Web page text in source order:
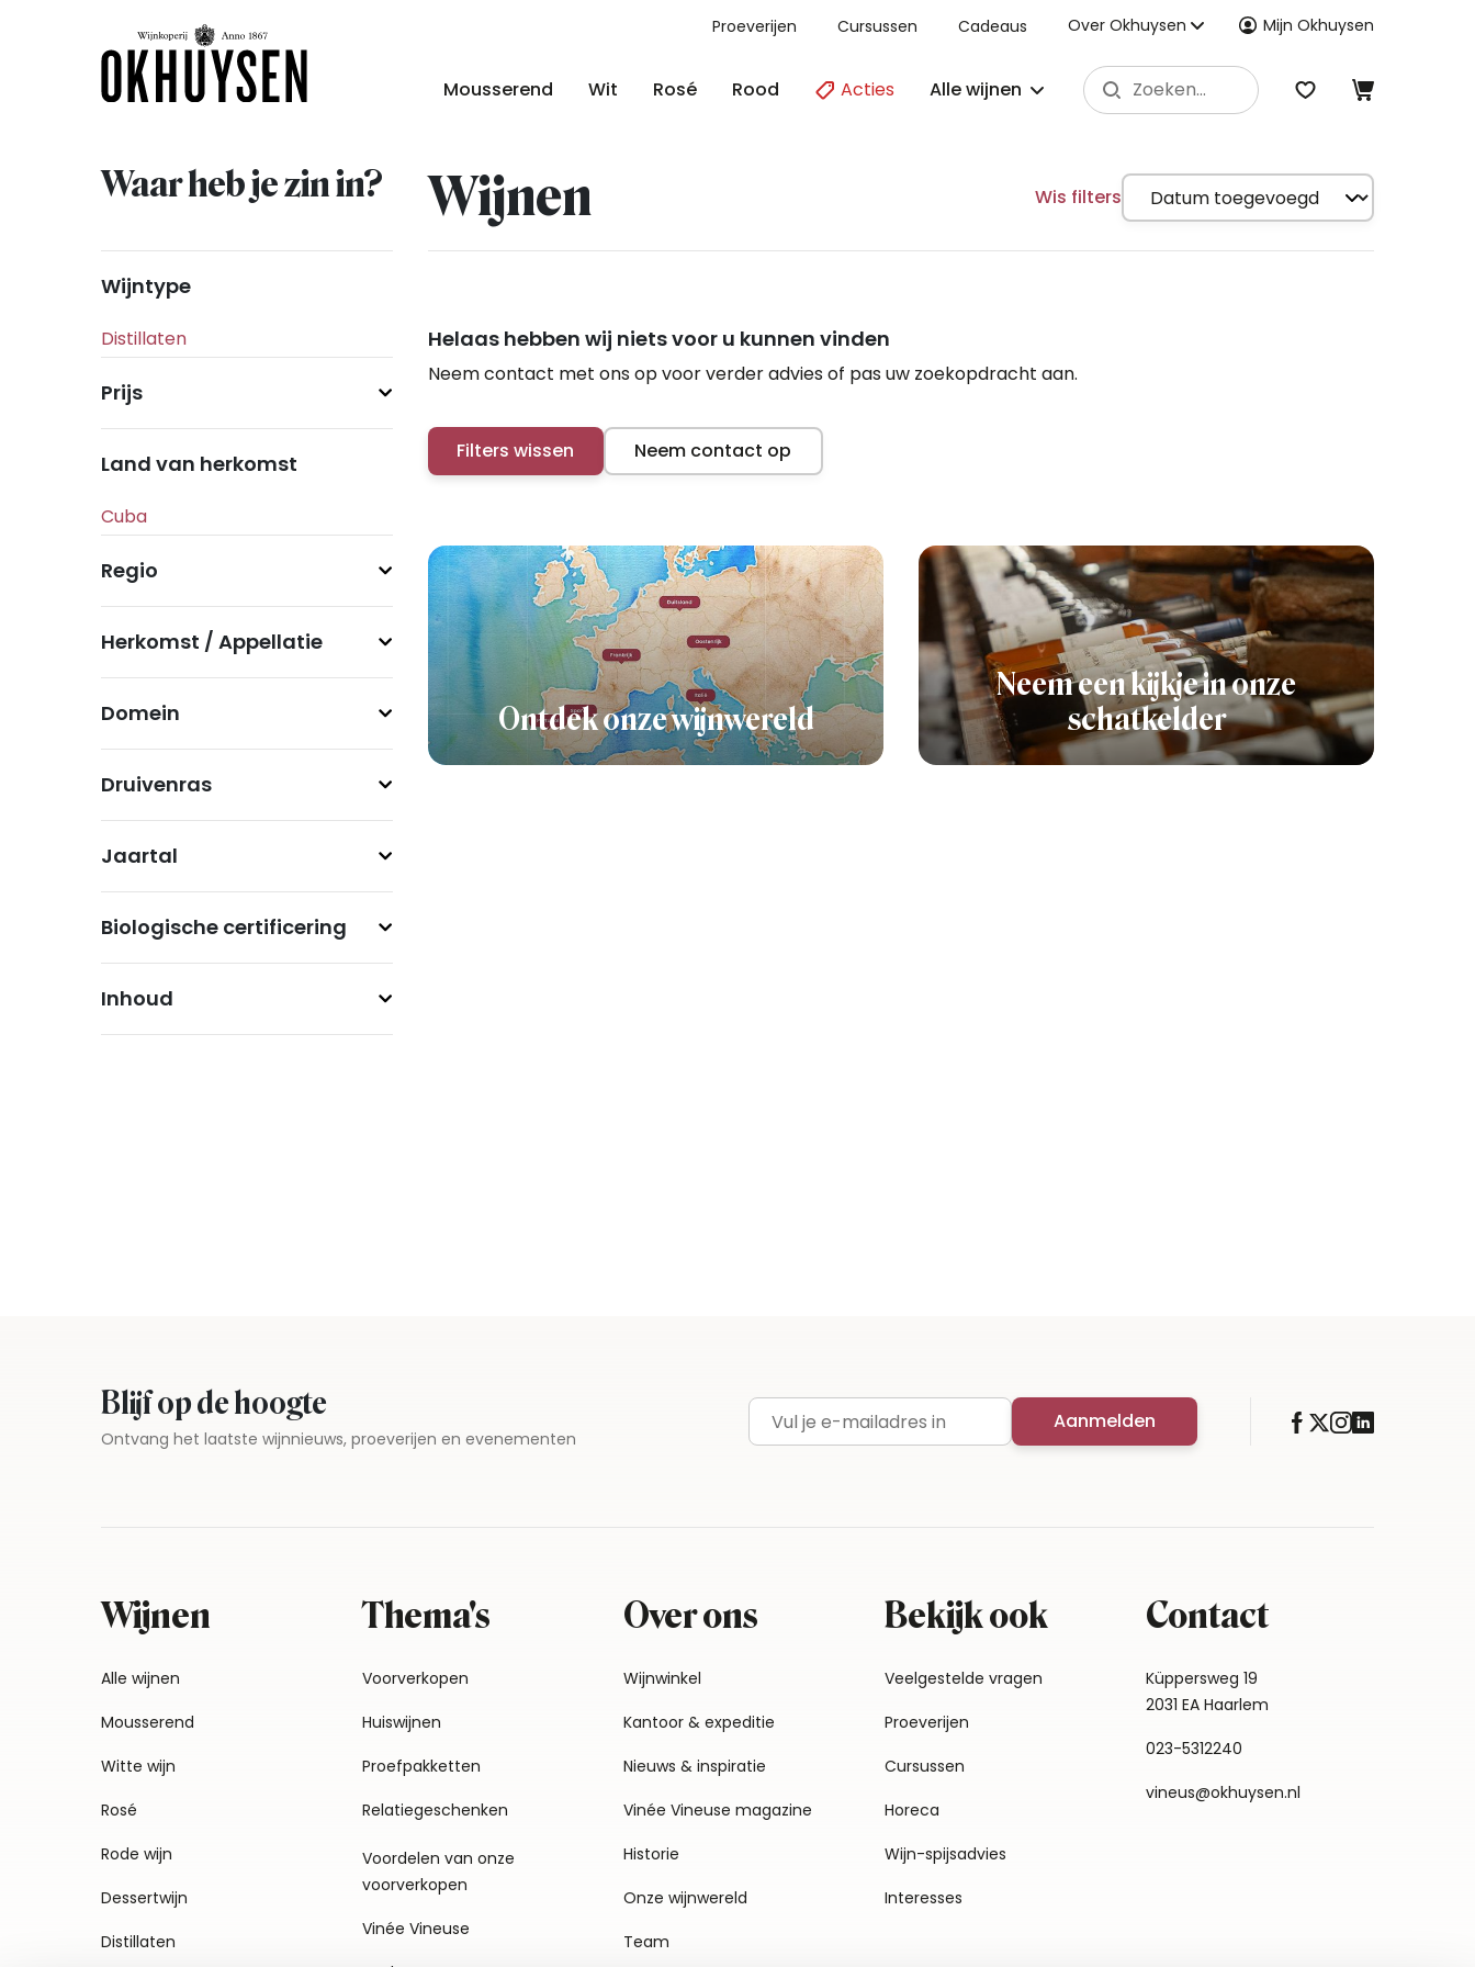
Proeverijen Cursussen Cadeaus Over Okhuysen Mijn Okhuysen
Mousserend Wit Rosé Rood Acties Alle wijnen
Waar heb je zin in? Wijnen Wis filters
Wijntype
Prijs
Land van herkomst
Regio
Herkomst / Appellatie
Domein
Druivenras
Jaartal
Biologische certificering
Inhoud
Helaas hebben wij niets voor u kunnen vinden
Neem contact met ons op voor verder advies of pas uw zoekopdracht aan.
Filters wissen Neem contact op
Ontdek onze wijnwereld
Neem een kijkje in onze
schatkelder
Blijf op de hoogte
Ontvang het laatste wijnnieuws, proeverijen en evenementen E-mailadres Aanmelden
Wijnen
Alle wijnen
Mousserend
Witte wijn
Rosé
Rode wijn
Dessertwijn
Distillaten
Thema's
Voorverkopen
Huiswijnen
Proefpakketten
Relatiegeschenken
Voordelen van onze
voorverkopen
Vinée Vineuse
Over ons
Wijnwinkel
Kantoor & expeditie
Nieuws & inspiratie
Vinée Vineuse magazine
Historie
Onze wijnwereld
Team
Bekijk ook
Veelgestelde vragen
Proeverijen
Cursussen
Horeca
Wijn-spijsadvies
Interesses
Contact
Küppersweg 19
2031 EA Haarlem
023-5312240
vineus@okhuysen.nl